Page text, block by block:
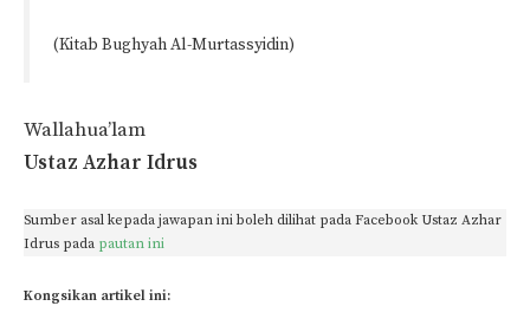
(Kitab Bughyah Al-Murtassyidin)
Wallahua’lam
Ustaz Azhar Idrus
Sumber asal kepada jawapan ini boleh dilihat pada Facebook Ustaz Azhar
Idrus pada pautan ini
Kongsikan artikel ini: